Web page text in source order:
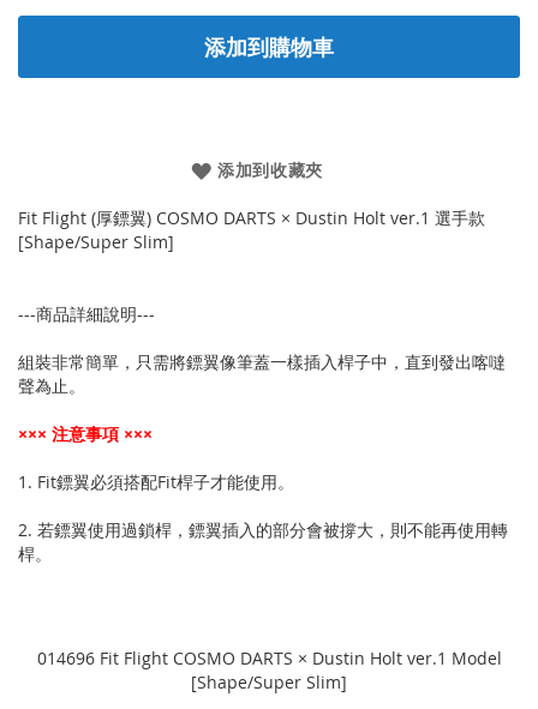
添加到購物車
添加到收藏夾
Fit Flight (厚鏢翼) COSMO DARTS × Dustin Holt ver.1 選手款
[Shape/Super Slim]
---商品詳細說明---
組裝非常簡單，只需將鏢翼像筆蓋一樣插入桿子中，直到發出喀噠
聲為止。
××× 注意事項 ×××
1. Fit鏢翼必須搭配Fit桿子才能使用。
2. 若鏢翼使用過鎖桿，鏢翼插入的部分會被撐大，則不能再使用轉
桿。
014696 Fit Flight COSMO DARTS × Dustin Holt ver.1 Model
[Shape/Super Slim]